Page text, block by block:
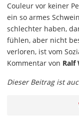
Couleur vor keiner
ein so armes
schlechter haben,
fühlen, aber nicht
verloren, ist vom
Kommentar von Ralf
Dieser Beitrag ist